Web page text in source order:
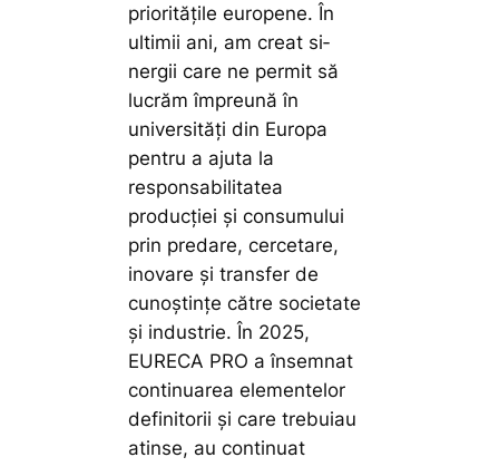
pri­o­ri­tățile europene. În
ultimii ani, am creat si­
nergii care ne permit să
lucrăm îm­preună în
universități din Europa
pentru a ajuta la
responsabilitatea
producției și consumului
prin predare, cercetare,
inovare și transfer de
cunoștințe către societate
și industrie. În 2025,
EURECA PRO a însemnat
continuarea elemen­te­lor
definitorii și care trebuiau
atinse, au continuat